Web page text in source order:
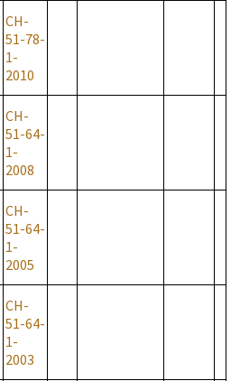
CH-
51-78-
1-
2010
CH-
51-64-
1-
2008
CH-
51-64-
1-
2005
CH-
51-64-
1-
2003